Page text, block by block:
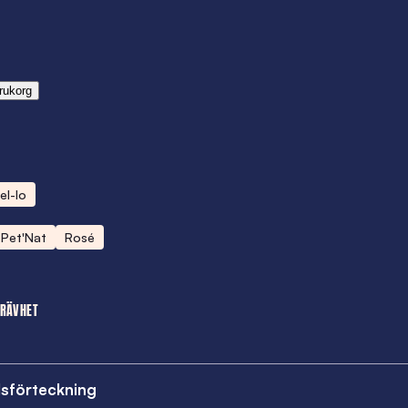
lo
Pet'Nat Rosé